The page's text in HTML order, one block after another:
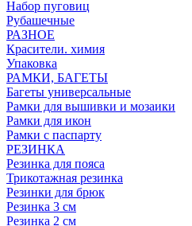
Набор пуговиц
Рубашечные
РАЗНОЕ
Красители. химия
Упаковка
РАМКИ, БАГЕТЫ
Багеты универсальные
Рамки для вышивки и мозаики
Рамки для икон
Рамки с паспарту
РЕЗИНКА
Резинка для пояса
Трикотажная резинка
Резинки для брюк
Резинка 3 см
Резинка 2 см